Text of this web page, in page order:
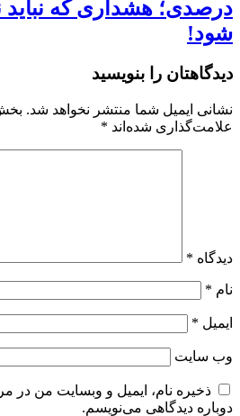
درصدی؛ هشداری که نباید
شود!
دیدگاهتان را بنویسید
نشانی ایمیل شما منتشر نخواهد شد.
علامت‌گذاری شده‌اند *
دیدگاه *
نام *
ایمیل *
وب‌ سایت
ذخیره نام، ایمیل و وبسایت من در
دوباره دیدگاهی می‌نویسم.